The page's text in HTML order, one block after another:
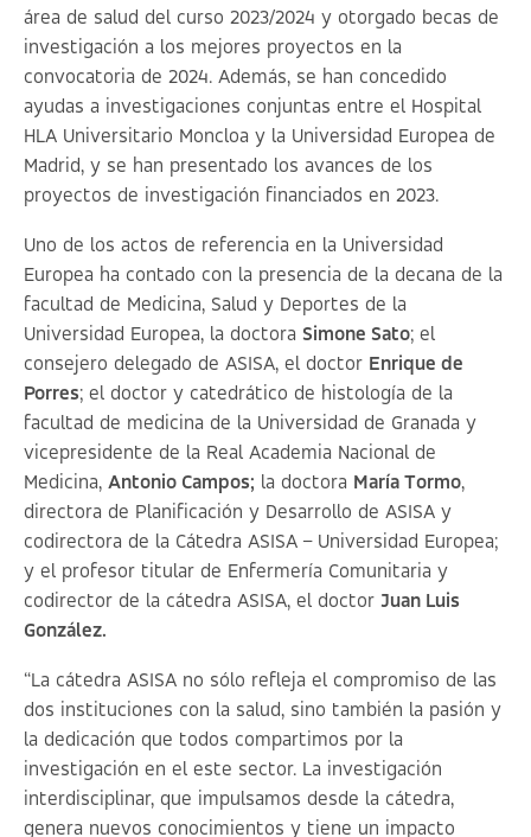
área de salud del curso 2023/2024 y otorgado becas de
investigación a los mejores proyectos en la
convocatoria de 2024. Además, se han concedido
ayudas a investigaciones conjuntas entre el Hospital
HLA Universitario Moncloa y la Universidad Europea de
Madrid, y se han presentado los avances de los
proyectos de investigación financiados en 2023.
Uno de los actos de referencia en la Universidad
Europea ha contado con la presencia de la decana de la
facultad de Medicina, Salud y Deportes de la
Universidad Europea, la doctora Simone Sato; el
consejero delegado de ASISA, el doctor Enrique de
Porres; el doctor y catedrático de histología de la
facultad de medicina de la Universidad de Granada y
vicepresidente de la Real Academia Nacional de
Medicina, Antonio Campos; la doctora María Tormo,
directora de Planificación y Desarrollo de ASISA y
codirectora de la Cátedra ASISA – Universidad Europea;
y el profesor titular de Enfermería Comunitaria y
codirector de la cátedra ASISA, el doctor Juan Luis
González.
“La cátedra ASISA no sólo refleja el compromiso de las
dos instituciones con la salud, sino también la pasión y
la dedicación que todos compartimos por la
investigación en el este sector. La investigación
interdisciplinar, que impulsamos desde la cátedra,
genera nuevos conocimientos y tiene un impacto